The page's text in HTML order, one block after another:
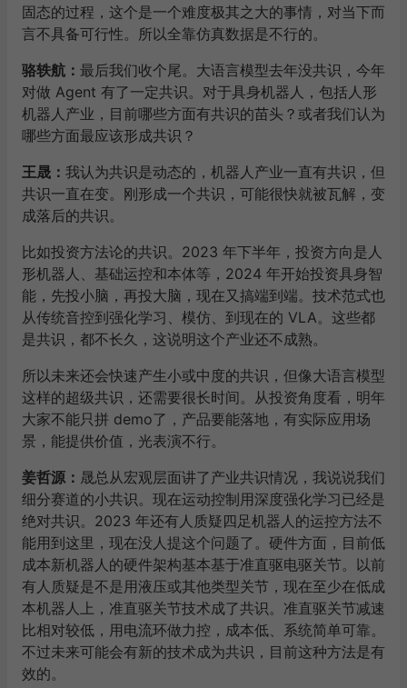
固态的过程，这个是一个难度极其之大的事情，对当下而
言不具备可行性。所以全靠仿真数据是不行的。
骆轶航 ： 最后我们收个尾。大语言模型去年没共识，今年
对做 Agent 有了一定共识。对于具身机器人，包括人形
机器人产业，目前哪些方面有共识的苗头？或者我们认为
哪些方面最应该形成共识？
王晟 ： 我认为共识是动态的，机器人产业一直有共识，但
共识一直在变。刚形成一个共识，可能很快就被瓦解，变
成落后的共识。
比如投资方法论的共识。2023 年下半年，投资方向是人
形机器人、基础运控和本体等，2024 年开始投资具身智
能，先投小脑，再投大脑，现在又搞端到端。技术范式也
从传统音控到强化学习、模仿、到现在的 VLA。这些都
是共识，都不长久，这说明这个产业还不成熟。
所以未来还会快速产生小或中度的共识，但像大语言模型
这样的超级共识，还需要很长时间。从投资角度看，明年
大家不能只拼 demo了，产品要能落地，有实际应用场
景，能提供价值，光表演不行。
姜哲源 ： 晟总从宏观层面讲了产业共识情况，我说说我们
细分赛道的小共识。现在运动控制用深度强化学习已经是
绝对共识。2023 年还有人质疑四足机器人的运控方法不
能用到这里，现在没人提这个问题了。硬件方面，目前低
成本新机器人的硬件架构基本基于准直驱电驱关节。以前
有人质疑是不是用液压或其他类型关节，现在至少在低成
本机器人上，准直驱关节技术成了共识。准直驱关节减速
比相对较低，用电流环做力控，成本低、系统简单可靠。
不过未来可能会有新的技术成为共识，目前这种方法是有
效的。